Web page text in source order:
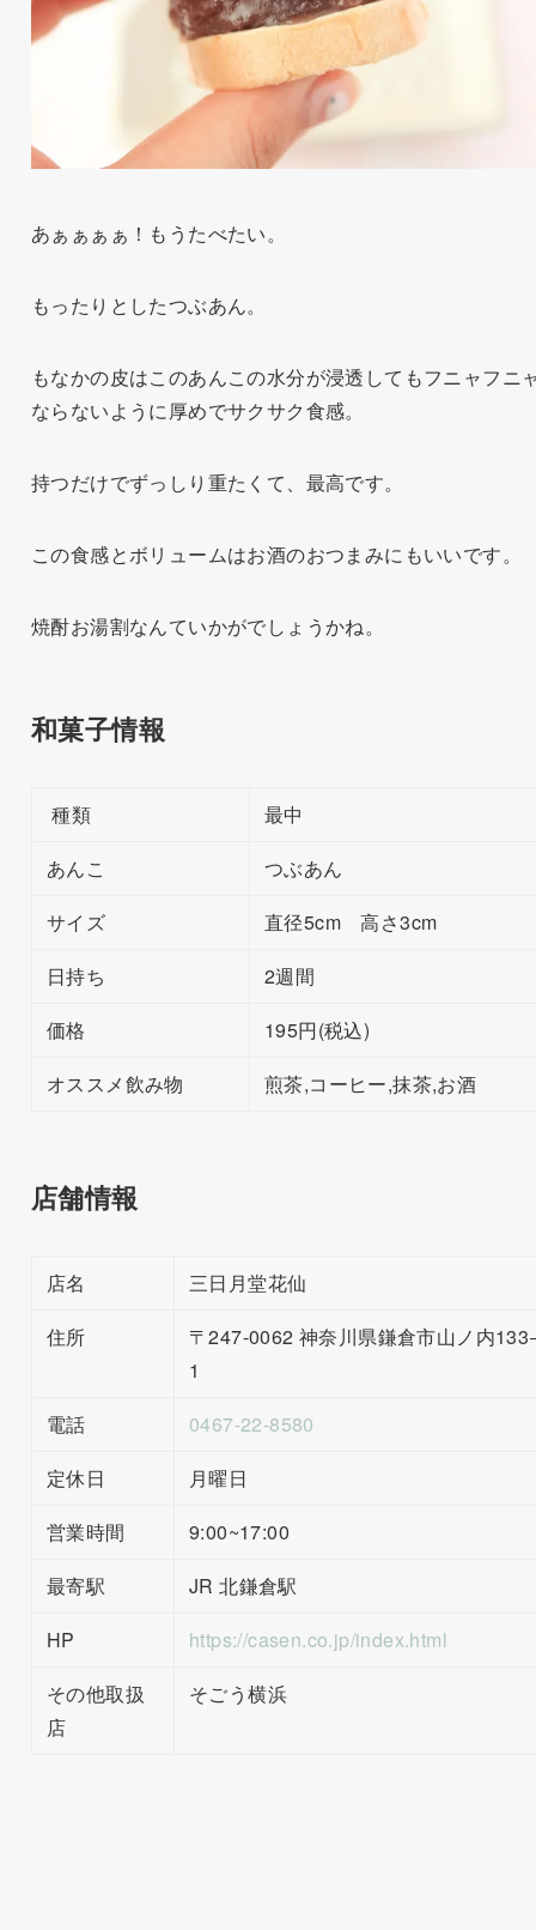
あぁぁぁぁ！もうたべたい。
もったりとしたつぶあん。
もなかの皮はこのあんこの水分が浸透してもフニャフニ
ならないように厚めでサクサク食感。
持つだけでずっしり重たくて、最高です。
この食感とボリュームはお酒のおつまみにもいいです。
焼酎お湯割なんていかがでしょうかね。
和菓子情報
種類
最中
あんこ
つぶあん
サイズ
直径5cm 高さ3cm
日持ち
2週間
価格
195円(税込)
オススメ飲み物
煎茶,コーヒー,抹茶,お酒
店舗情報
店名
三日月堂花仙
住所
〒247-0062 神奈川県鎌倉市山ノ内
1
電話
0467-22-8580
定休日
月曜日
営業時間
9:00~17:00
最寄駅
JR 北鎌倉駅
HP
https://casen.co.jp/index.html
その他取扱
店
そごう横浜